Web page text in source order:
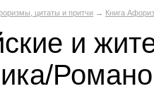
цитаты и притчи → Книга
и